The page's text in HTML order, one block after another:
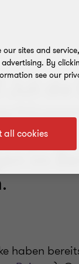
Juli die
im
haben
sites and
By
see our
all cookies